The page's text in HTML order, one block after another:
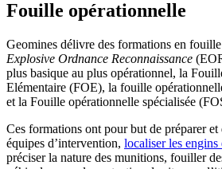
Fouille opérationnelle
Geomines délivre des formations en
Explosive Ordnance Reconnaissance
plus basique au plus opérationnel, la
Elémentaire (FOE), la fouille
et la Fouille opérationnelle spécialisée
Ces formations ont pour but de préparer et
équipes d’intervention, localiser les
préciser la nature des munitions, fouiller